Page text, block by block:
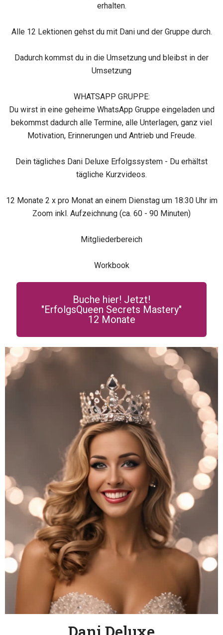
erhalten.
Alle 12 Lektionen gehst du mit Dani und der Gruppe durch.
Dadurch kommst du in die Umsetzung und bleibst in der
Umsetzung
WHATSAPP GRUPPE:
Du wirst in eine geheime WhatsApp Gruppe eingeladen und
bekommst dadurch alle Termine, alle Unterlagen, ganz viel
Motivation, Erinnerungen und Antrieb und Freude.
Dein tägliches Dani Deluxe Erfolgssystem - Du erhältst
tägliche Kurzvideos.
12 Monate 2 x pro Monat an einem Dienstag um 18:30 Uhr im
Zoom inkl. Aufzeichnung (ca. 60 - 90 Minuten)
Mitgliederbereich
Workbook
Buche hier! Jetzt!
"ErfolgsQueen Secrets Mastery"
12 Monate
Dani Deluxe